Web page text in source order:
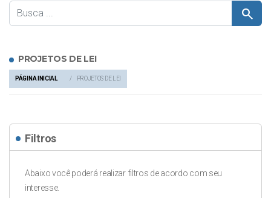
search
PROJETOS DE LEI
PÁGINA INICIAL PROJETOS DE LEI
Filtros
Abaixo você poderá realizar filtros de acordo com seu
interesse.